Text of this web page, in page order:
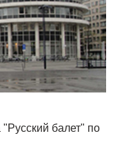
балет" по